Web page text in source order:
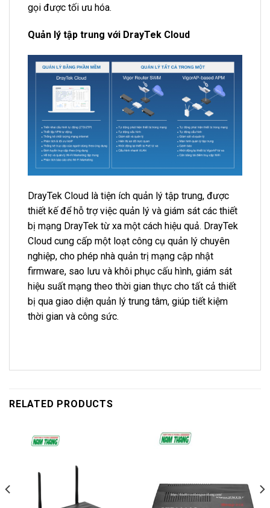
gọi được tối ưu hóa.
Quản lý tập trung với DrayTek Cloud
DrayTek Cloud là tiện ích quản lý tập trung, được
thiết kế để hỗ trợ việc quản lý và giám sát các thiết
bị mạng DrayTek từ xa một cách hiệu quả. DrayTek
Cloud cung cấp một loạt công cụ quản lý chuyên
nghiệp, cho phép nhà quản trị mạng cập nhật
firmware, sao lưu và khôi phục cấu hình, giám sát
hiệu suất mạng theo thời gian thực cho tất cả thiết
bị qua giao diện quản lý trung tâm, giúp tiết kiệm
thời gian và công sức.
RELATED PRODUCTS